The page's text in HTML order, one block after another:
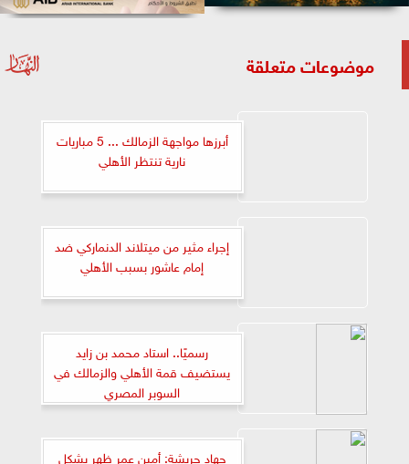
موضوعات متعلقة
أبرزها مواجهة الزمالك ... 5 مباريات
نارية تنتظر الأهلي
إجراء مثير من ميتلاند الدنماركي ضد
إمام عاشور بسبب الأهلي
رسميًا.. استاد محمد بن زايد
يستضيف قمة الأهلي والزمالك في
السوبر المصري
جهاد جريشة: أمين عمر ظهر بشكل